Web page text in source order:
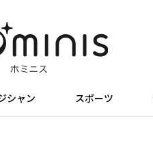
シャン スポーツ